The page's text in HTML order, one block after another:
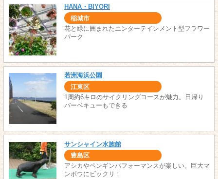
HANA・BIYORI
稲城市
花と緑に囲まれたエンターテインメント型フラワー
パーク
若洲海浜公園
江東区
1周約6キロのサイクリングコースが魅力。日帰り
バーベキューもできる
サンシャイン水族館
豊島区
アシカやペンギンパフォーマンスが楽しい。巨大マ
ンボウにビックリ！